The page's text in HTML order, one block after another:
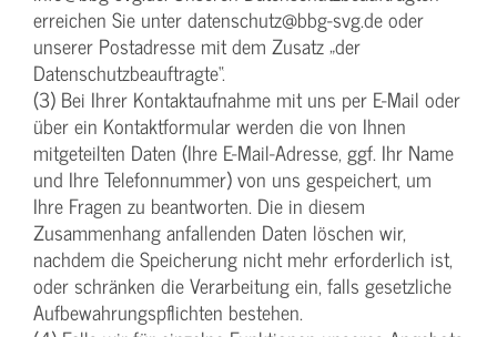
erreichen Sie unter datenschutz@bbg-svg.de oder
unserer Postadresse mit dem Zusatz „der
Datenschutzbeauftragte“.
(3) Bei Ihrer Kontaktaufnahme mit uns per E-Mail oder
über ein Kontaktformular werden die von Ihnen
mitgeteilten Daten (Ihre E-Mail-Adresse, ggf. Ihr Name
und Ihre Telefonnummer) von uns gespeichert, um
Ihre Fragen zu beantworten. Die in diesem
Zusammenhang anfallenden Daten löschen wir,
nachdem die Speicherung nicht mehr erforderlich ist,
oder schränken die Verarbeitung ein, falls gesetzliche
Aufbewahrungspflichten bestehen.